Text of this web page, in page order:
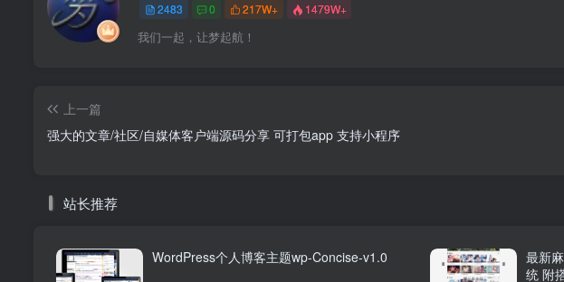
2483 0 217W+ 1479W+
我们一起，让梦起航！
上一篇
强大的文章/社区/自媒体客户端源码分享 可打包app 支持小程序
站长推荐
WordPress个人博客主题wp-Concise-v1.0
最新
统 附